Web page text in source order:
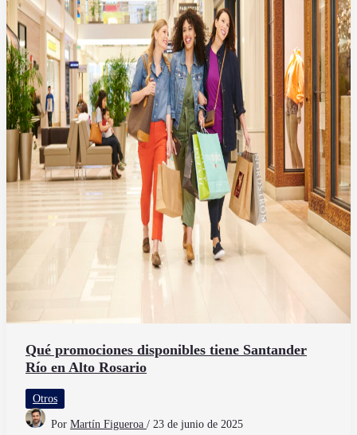
manera
sencilla
Qué promociones disponibles tiene Santander
Río en Alto Rosario
Otros
Por Martín Figueroa / 23 de junio de 2025